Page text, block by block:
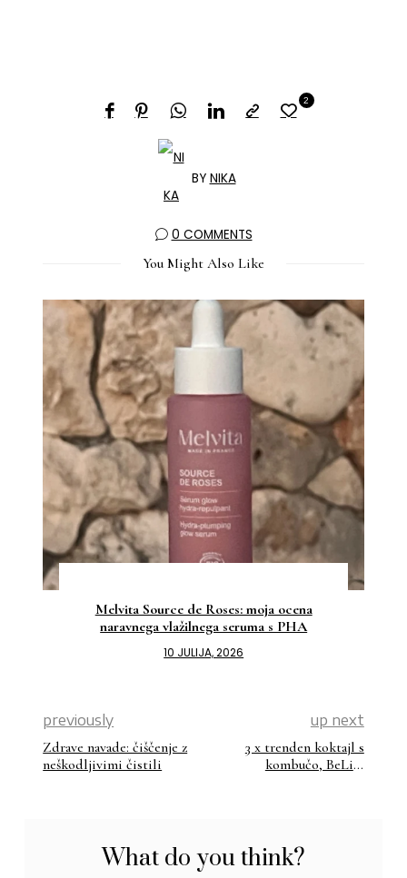
BY NIKA
2
0 COMMENTS
You Might Also Like
Melvita Source de Roses: moja ocena
naravnega vlažilnega seruma s PHA
10 JULIJA, 2026
previously
Zdrave navade: čiščenje z
neškodljivimi čistili
up next
3 x trenden koktajl s
kombučo, BeLife
What do you think?